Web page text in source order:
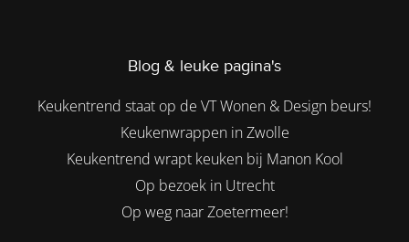
Blog & leuke pagina's
Keukentrend staat op de VT Wonen & Design beurs!
Keukenwrappen in Zwolle
Keukentrend wrapt keuken bij Manon Kool
Op bezoek in Utrecht
Op weg naar Zoetermeer!